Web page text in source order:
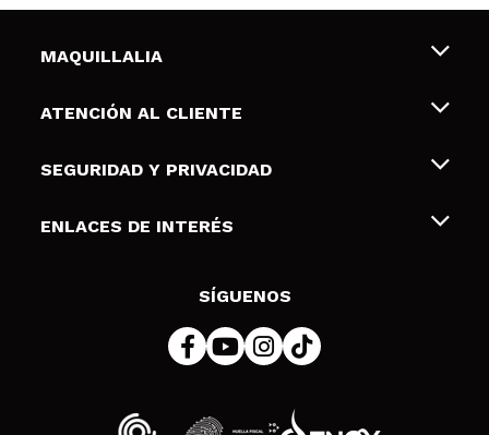
MAQUILLALIA
Sobre nosotros
Tarjetas de Regalo
ATENCIÓN AL CLIENTE
Envíos y devoluciones
Formas de pago
SEGURIDAD Y PRIVACIDAD
Terminos y condiciones de uso
Política de cookies
ENLACES DE INTERÉS
SÍGUENOS